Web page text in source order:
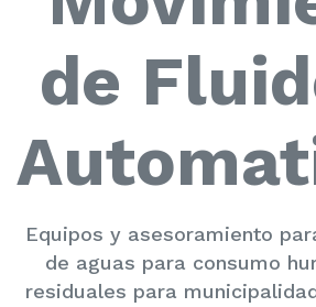
de
Equipos y asesoramiento
de aguas para consumo
residuales para